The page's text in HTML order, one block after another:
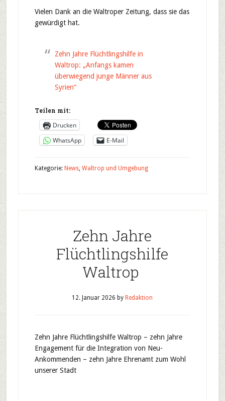
Vielen Dank an die Waltroper Zeitung, dass sie das
gewürdigt hat.
Zehn Jahre Flüchtlingshilfe in
Waltrop: „Anfangs kamen
überwiegend junge Männer aus
Syrien“
Teilen mit:
Drucken
WhatsApp
E-Mail
Kategorie: News, Waltrop und Umgebung
Zehn Jahre
Flüchtlingshilfe
Waltrop
12. Januar 2026 by Redaktion
Zehn Jahre Flüchtlingshilfe Waltrop – zehn Jahre
Engagement für die Integration von Neu-
Ankommenden – zehn Jahre Ehrenamt zum Wohl
unserer Stadt